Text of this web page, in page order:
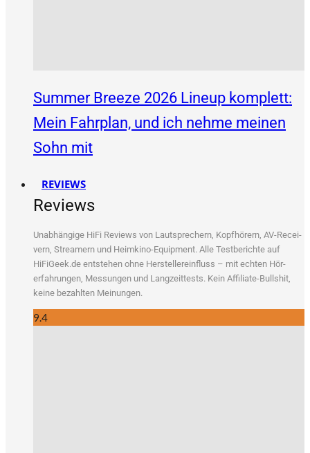
Summer Breeze 2026 Lineup komplett:
Mein Fahrplan, und ich nehme meinen
Sohn mit
REVIEWS
Reviews
Unab­hän­gi­ge HiFi Reviews von Laut­spre­chern, Kopf­hö­rern, AV-Recei­
vern, Strea­mern und Heim­ki­no-Equip­ment. Alle Test­be­rich­te auf
HiFiGeek.de ent­ste­hen ohne Her­stel­ler­ein­fluss – mit ech­ten Hör­
erfah­run­gen, Mes­sun­gen und Lang­zeit­tests. Kein Affi­lia­te-Bull­shit,
kei­ne bezahl­ten Meinungen.
9.4